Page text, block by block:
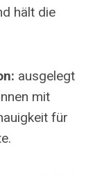
hält die
ausgelegt
mit
für